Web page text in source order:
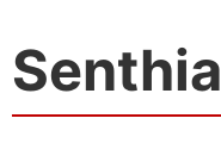
Senthia